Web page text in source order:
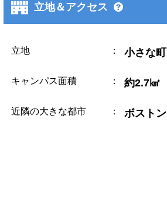
立地＆アクセス
立地 ： 小さな町
キャンパス面積 ： 約2.7㎢
近隣の大きな都市 ： ボストン